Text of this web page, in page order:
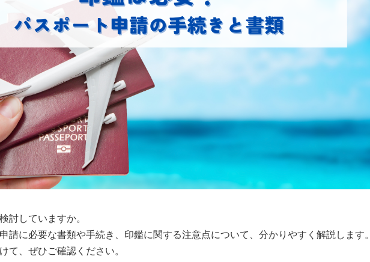
討していますか。
請に必要な書類や手続き、印鑑に関する注意点について、分かりやすく解説します。
て、ぜひご確認ください。